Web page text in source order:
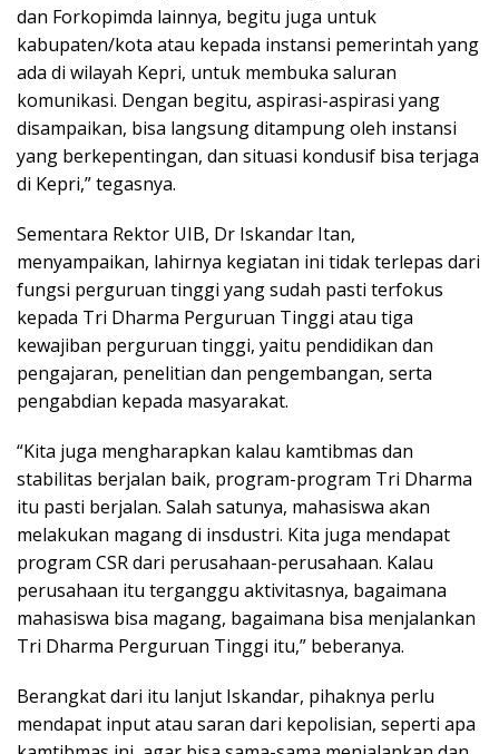
dan Forkopimda lainnya, begitu juga untuk
kabupaten/kota atau kepada instansi pemerintah yang
ada di wilayah Kepri, untuk membuka saluran
komunikasi. Dengan begitu, aspirasi-aspirasi yang
disampaikan, bisa langsung ditampung oleh instansi
yang berkepentingan, dan situasi kondusif bisa terjaga
di Kepri,” tegasnya.
Sementara Rektor UIB, Dr Iskandar Itan,
menyampaikan, lahirnya kegiatan ini tidak terlepas dari
fungsi perguruan tinggi yang sudah pasti terfokus
kepada Tri Dharma Perguruan Tinggi atau tiga
kewajiban perguruan tinggi, yaitu pendidikan dan
pengajaran, penelitian dan pengembangan, serta
pengabdian kepada masyarakat.
“Kita juga mengharapkan kalau kamtibmas dan
stabilitas berjalan baik, program-program Tri Dharma
itu pasti berjalan. Salah satunya, mahasiswa akan
melakukan magang di insdustri. Kita juga mendapat
program CSR dari perusahaan-perusahaan. Kalau
perusahaan itu terganggu aktivitasnya, bagaimana
mahasiswa bisa magang, bagaimana bisa menjalankan
Tri Dharma Perguruan Tinggi itu,” beberanya.
Berangkat dari itu lanjut Iskandar, pihaknya perlu
mendapat input atau saran dari kepolisian, seperti apa